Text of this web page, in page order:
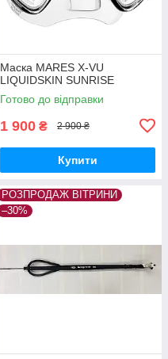
Маска MARES X-VU
LIQUIDSKIN SUNRISE
Готово до відправки
1 900 ₴ 2 900 ₴
Купити
РОЗПРОДАЖ ВІТРИНИ
–30%